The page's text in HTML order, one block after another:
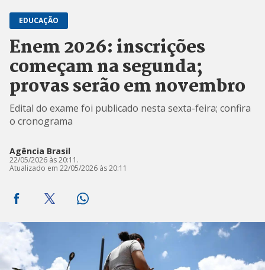
EDUCAÇÃO
Enem 2026: inscrições
começam na segunda;
provas serão em novembro
Edital do exame foi publicado nesta sexta-feira; confira
o cronograma
Agência Brasil
22/05/2026 às 20:11.
Atualizado em 22/05/2026 às 20:11